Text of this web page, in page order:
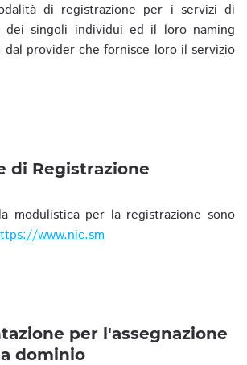
di registrazione per i servizi di
dei singoli individui ed il loro naming
provider che fornisce loro il servizio
di Registrazione
modulistica per la registrazione sono
www.nic.sm
per l'assegnazione
dominio